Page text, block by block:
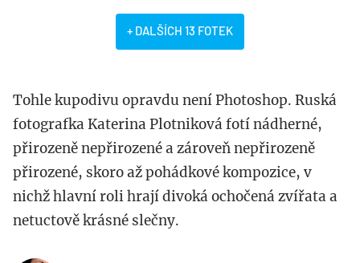
+ DALŠÍCH 13 FOTEK
Tohle kupodivu opravdu není Photoshop. Ruská
fotografka Katerina Plotniková fotí nádherné,
přirozeně nepřirozené a zároveň nepřirozeně
přirozené, skoro až pohádkové kompozice, v
nichž hlavní roli hrají divoká ochočená zvířata a
netuctově krásné slečny.